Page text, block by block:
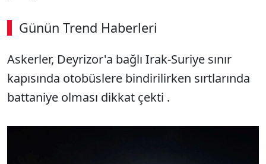
Günün Trend Haberleri
00:02 / 08:43
Sesi Aç
Askerler, Deyrizor'a bağlı Irak-Suriye sınır
kapısında otobüslere bindirilirken sırtlarında
battaniye olması dikkat çekti .